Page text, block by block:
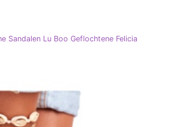
Sandalen Lu Boo Geflochtene Felicia